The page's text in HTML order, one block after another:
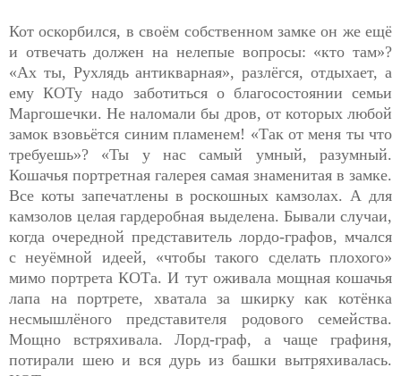
Кот оскорбился, в своём собственном замке он же ещё
и отвечать должен на нелепые вопросы: «кто там»?
«Ах ты, Рухлядь антикварная», разлёгся, отдыхает, а
ему КОТу надо заботиться о благосостоянии семьи
Маргошечки. Не наломали бы дров, от которых любой
замок взовьётся синим пламенем! «Так от меня ты что
требуешь»? «Ты у нас самый умный, разумный.
Кошачья портретная галерея самая знаменитая в замке.
Все коты запечатлены в роскошных камзолах. А для
камзолов целая гардеробная выделена. Бывали случаи,
когда очередной представитель лордо-графов, мчался
с неуёмной идеей, «чтобы такого сделать плохого»
мимо портрета КОТа. И тут оживала мощная кошачья
лапа на портрете, хватала за шкирку как котёнка
несмышлёного представителя родового семейства.
Мощно встряхивала. Лорд-граф, а чаще графиня,
потирали шею и вся дурь из башки вытряхивалась.